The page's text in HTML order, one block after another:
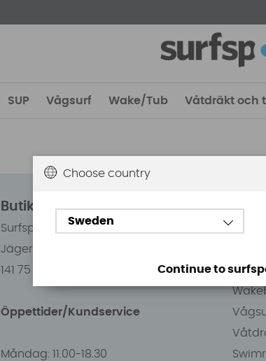
SUP Vågsurf Wake/Tub Våtdräkt och
Butiken i Stockholm
Surfspot Sweden AB
Jägerhorns väg 8
141 75 Kungens Kurva
Öppettider/Kundservice
Måndag: 11.00-18.30
SUP
Choose country
Sweden
Continue to